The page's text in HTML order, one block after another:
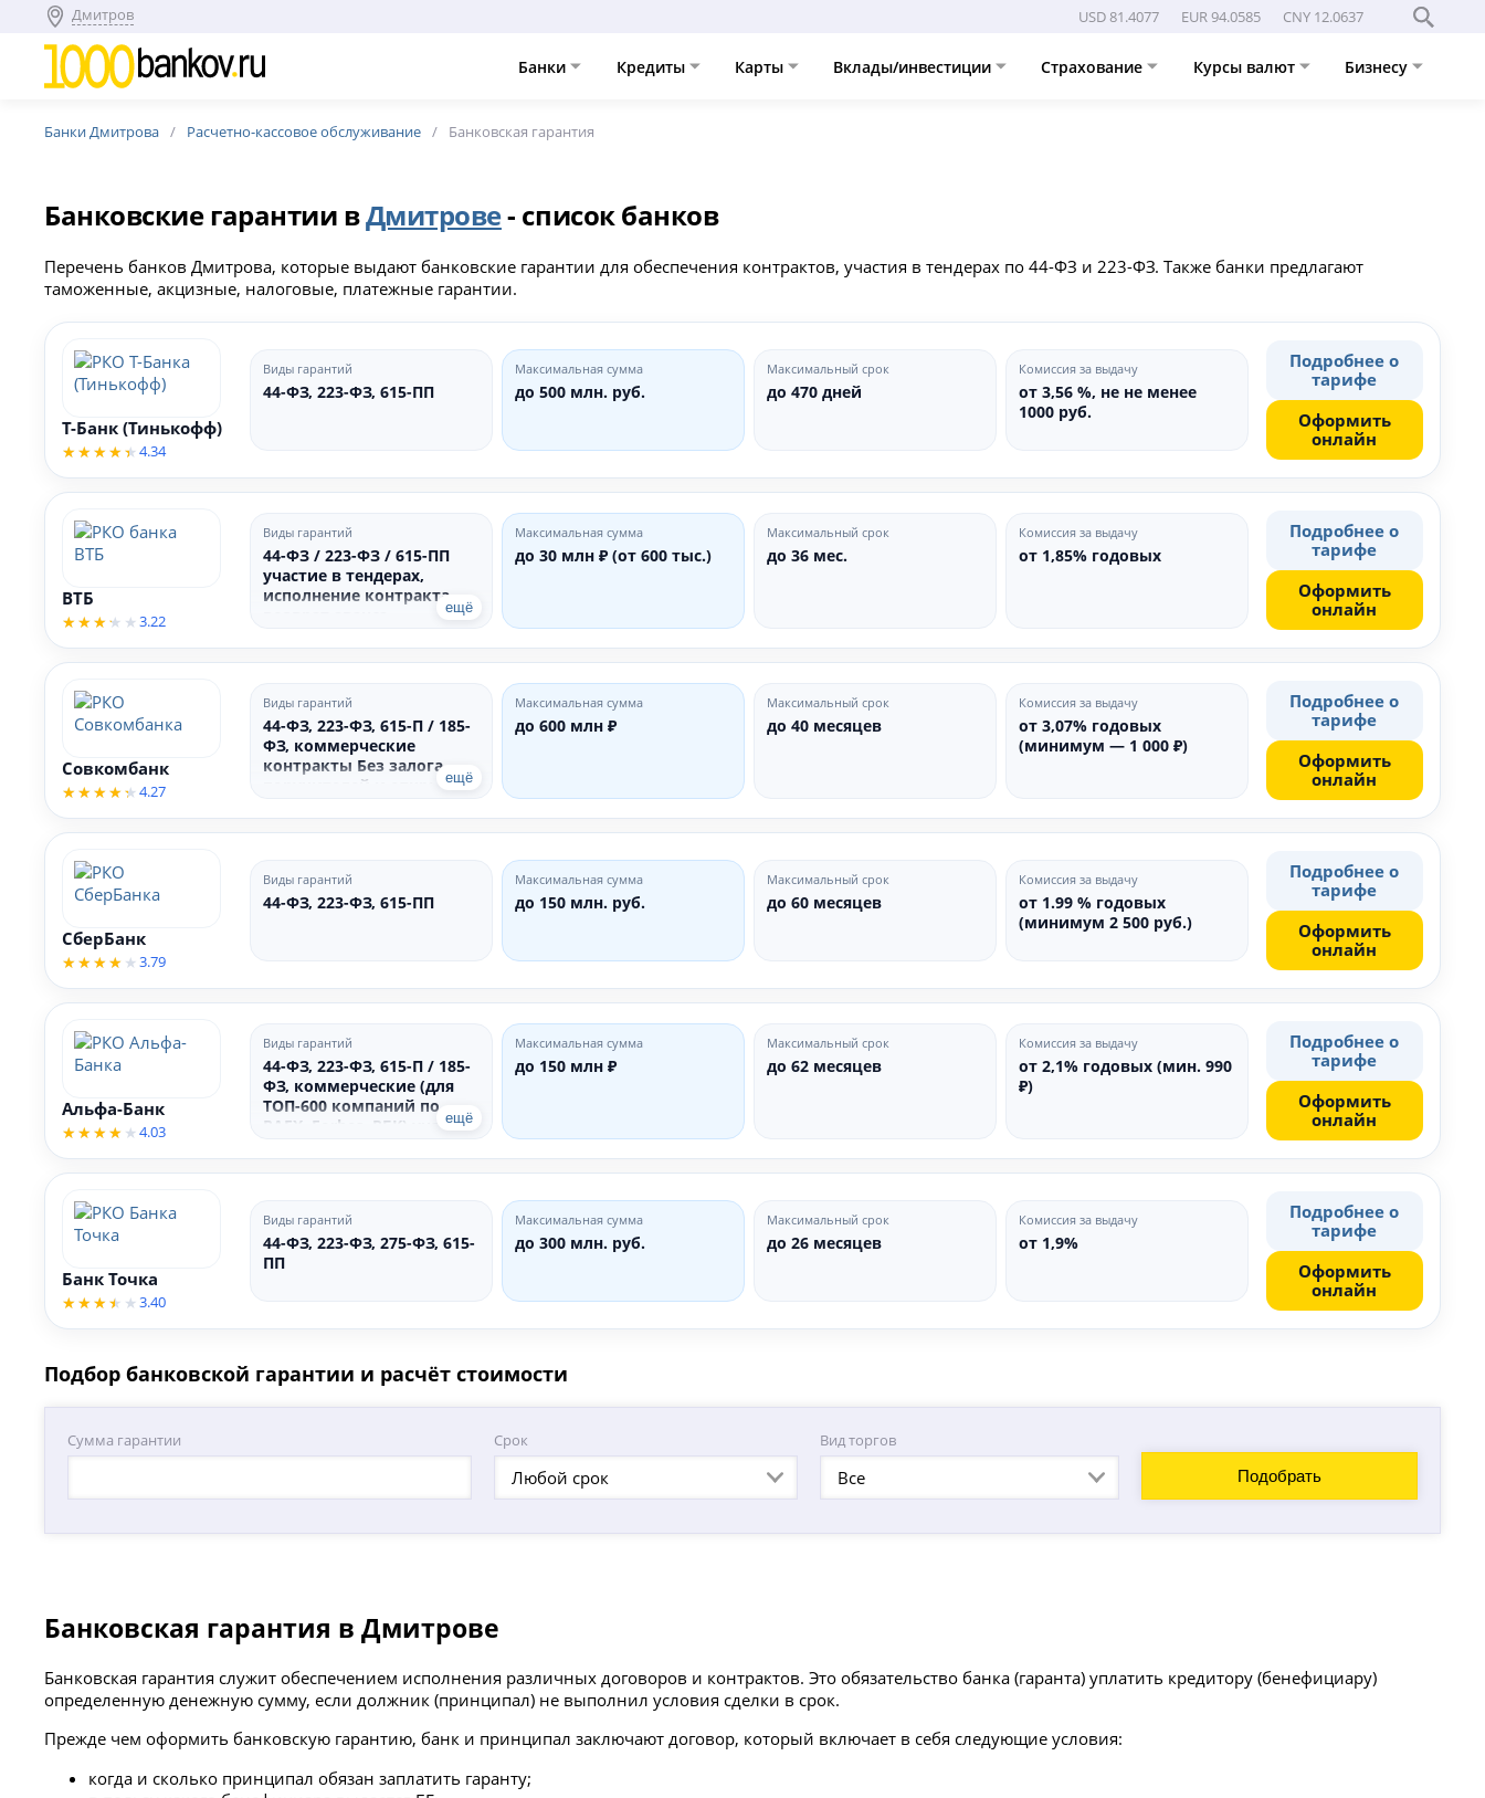
Дмитров USD 81.4077 EUR 94.0585 CNY 12.0637
Банки Кредиты Карты Вклады/инвестиции Страхование Курсы валют Бизнесу
Банки Дмитрова Расчетно-кассовое обслуживание Банковская гарантия
Банковские гарантии вДмитрове- список банков
Перечень банков Дмитрова, которые выдают банковские гарантии для обеспечения контрактов, участия в тендерах по 44-ФЗ и 223-ФЗ. Также банки предлагают
таможенные, акцизные, налоговые, платежные гарантии.
Т-Банк (Тинькофф)
4.34
Виды гарантий
44-ФЗ, 223-ФЗ, 615-ПП
Максимальная сумма
до 500 млн. руб.
Максимальный срок
до 470 дней
Комиссия за выдачу
от 3,56 %, не не менее
1000 руб.
Подробнее о
тарифе
Оформить
онлайн
ВТБ
3.22
Виды гарантий
44-ФЗ / 223-ФЗ / 615-ПП
участие в тендерах,
исполнение контракта,
обязательства
ещё
Максимальная сумма
до 30 млн ₽ (от 600 тыс.)
Максимальный срок
до 36 мес.
Комиссия за выдачу
от 1,85% годовых
Подробнее о
тарифе
Оформить
онлайн
Совкомбанк
4.27
Виды гарантий
44-ФЗ, 223-ФЗ, 615-П / 185-
ФЗ, коммерческие
контракты Без залога,
поручителей и открытия
ещё
Максимальная сумма
до 600 млн ₽
Максимальный срок
до 40 месяцев
Комиссия за выдачу
от 3,07% годовых
(минимум — 1 000 ₽)
Подробнее о
тарифе
Оформить
онлайн
СберБанк
3.79
Виды гарантий
44-ФЗ, 223-ФЗ, 615-ПП
Максимальная сумма
до 150 млн. руб.
Максимальный срок
до 60 месяцев
Комиссия за выдачу
от 1.99 % годовых
(минимум 2 500 руб.)
Подробнее о
тарифе
Оформить
онлайн
Альфа-Банк
4.03
Виды гарантий
44-ФЗ, 223-ФЗ, 615-П / 185-
ФЗ, коммерческие (для
ТОП-600 компаний по
RAEX, Forbes, РБК) участие
контракта, возврат
ещё
Максимальная сумма
до 150 млн ₽
Максимальный срок
до 62 месяцев
Комиссия за выдачу
от 2,1% годовых (мин. 990
₽)
Подробнее о
тарифе
Оформить
онлайн
Банк Точка
3.40
Виды гарантий
44-ФЗ, 223-ФЗ, 275-ФЗ, 615-
ПП
Максимальная сумма
до 300 млн. руб.
Максимальный срок
до 26 месяцев
Комиссия за выдачу
от 1,9%
Подробнее о
тарифе
Оформить
онлайн
Подбор банковской гарантии и расчёт стоимости
Сумма гарантии Срок
Любой срок
Вид торгов
Все Подобрать
Банковская гарантия в Дмитрове
Банковская гарантия служит обеспечением исполнения различных договоров и контрактов. Это обязательство банка (гаранта) уплатить кредитору (бенефициару)
определенную денежную сумму, если должник (принципал) не выполнил условия сделки в срок.
Прежде чем оформить банковскую гарантию, банк и принципал заключают договор, который включает в себя следующие условия:
когда и сколько принципал обязан заплатить гаранту;